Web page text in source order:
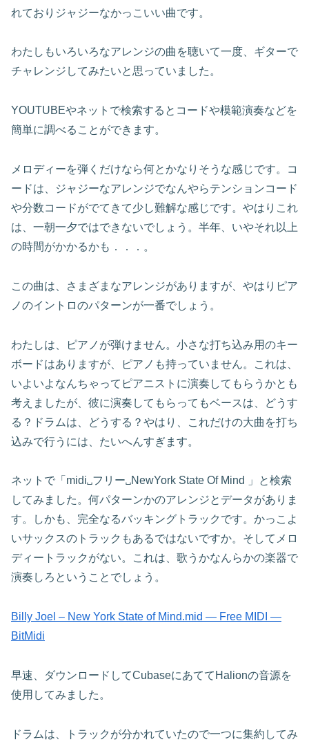
れておりジャジーなかっこいい曲です。
わたしもいろいろなアレンジの曲を聴いて一度、ギターで
チャレンジしてみたいと思っていました。
YOUTUBEやネットで検索するとコードや模範演奏などを
簡単に調べることができます。
メロディーを弾くだけなら何とかなりそうな感じです。コ
ードは、ジャジーなアレンジでなんやらテンションコード
や分数コードがでてきて少し難解な感じです。やはりこれ
は、一朝一夕ではできないでしょう。半年、いやそれ以上
の時間がかかるかも．．．。
この曲は、さまざまなアレンジがありますが、やはりピア
ノのイントロのパターンが一番でしょう。
わたしは、ピアノが弾けません。小さな打ち込み用のキー
ボードはありますが、ピアノも持っていません。これは、
いよいよなんちゃってピアニストに演奏してもらうかとも
考えましたが、彼に演奏してもらってもベースは、どうす
る？ドラムは、どうする？やはり、これだけの大曲を打ち
込みで行うには、たいへんすぎます。
ネットで「midi␣フリー␣NewYork State Of Mind 」と検索
してみました。何パターンかのアレンジとデータがありま
す。しかも、完全なるバッキングトラックです。かっこよ
いサックスのトラックもあるではないですか。そしてメロ
ディートラックがない。これは、歌うかなんらかの楽器で
演奏しろということでしょう。
Billy Joel – New York State of Mind.mid — Free MIDI —
BitMidi
早速、ダウンロードしてCubaseにあててHalionの音源を
使用してみました。
ドラムは、トラックが分かれていたので一つに集約してみ